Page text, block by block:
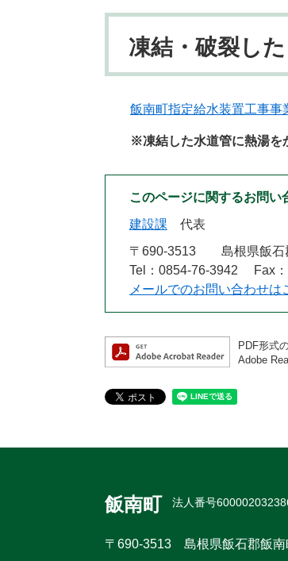
凍結・破裂し
飯南町指定給水装置工事事
※凍結した水道管に熱湯を
このページに関するお問い
建設課
代表
〒690-3513
島根県飯
Tel：0854-76-3942
Fax
メールでのお問い合わせは
PDF形式
Adobe
飯南町 法人番号
〒690-3513 島根県飯石郡飯